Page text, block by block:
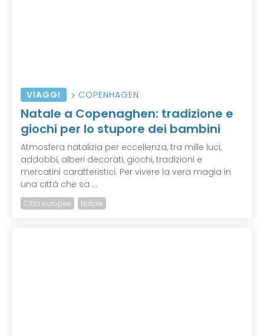
VIAGGI COPENHAGEN
Natale a Copenaghen: tradizione e
giochi per lo stupore dei bambini
Atmosfera natalizia per eccellenza, tra mille luci,
addobbi, alberi decorati, giochi, tradizioni e
mercatini caratteristici. Per vivere la vera magia in
una città che sa ...
Città europee Natale